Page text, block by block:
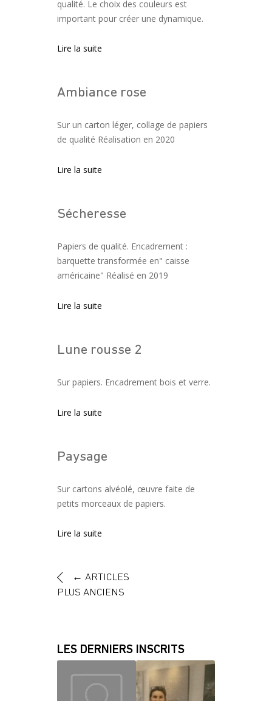
qualité. Le choix des couleurs est
important pour créer une dynamique.
Lire la suite
Ambiance rose
Sur un carton léger, collage de papiers
de qualité Réalisation en 2020
Lire la suite
Sécheresse
Papiers de qualité. Encadrement :
barquette transformée en" caisse
américaine" Réalisé en 2019
Lire la suite
Lune rousse 2
Sur papiers. Encadrement bois et verre.
Lire la suite
Paysage
Sur cartons alvéolé, œuvre faite de
petits morceaux de papiers.
Lire la suite
← ARTICLES
PLUS ANCIENS
LES DERNIERS INSCRITS